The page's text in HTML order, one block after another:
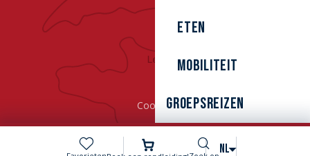
Zoek op
NL
Eten
Mobiliteit
Groepsreizen
Cookies